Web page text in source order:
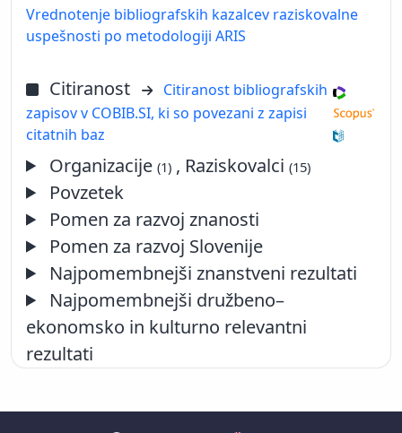
Vrednotenje bibliografskih kazalcev raziskovalne
uspešnosti po metodologiji ARIS
Citiranost
Citiranost bibliografskih
zapisov v COBIB.SI, ki so povezani z zapisi
citatnih baz
Organizacije(1) , Raziskovalci(15)
Povzetek
Pomen za razvoj znanosti
Pomen za razvoj Slovenije
Najpomembnejši znanstveni rezultati
Najpomembnejši družbeno–
ekonomsko in kulturno relevantni
rezultati